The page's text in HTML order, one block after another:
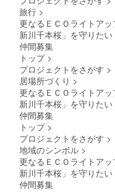
旅行 >
更なるＥＣＯライトア
新川千本桜」を守りたい
仲間募集
トップ >
プロジェクトをさがす >
居場所づくり >
更なるＥＣＯライトア
新川千本桜」を守りたい
仲間募集
トップ >
プロジェクトをさがす >
地域のシンボル >
更なるＥＣＯライトア
新川千本桜」を守りたい
仲間募集